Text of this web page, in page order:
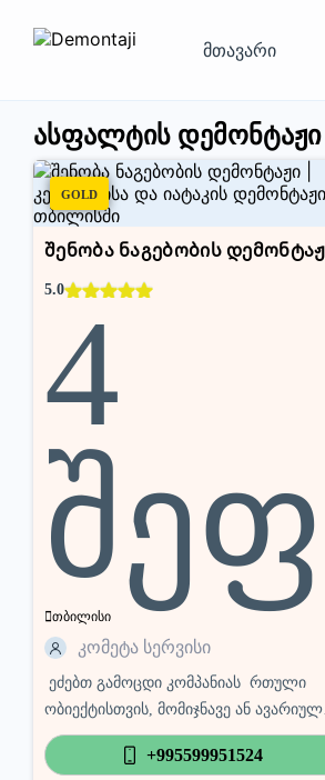
მთავარი
ასფალტის დემონტაჟი
GOLD
შენობა ნაგებობის
5.0
4
+995599951524
თბილისი
კომეტა სერვისი
ეძებთ გამოცდი კომპანიას რთული
ობიექტისთვის, მომიჯნავე ან
შენობების უსაფრთხო დემონტაჟს
აუცილებელია მაღალი სიზუსტე და